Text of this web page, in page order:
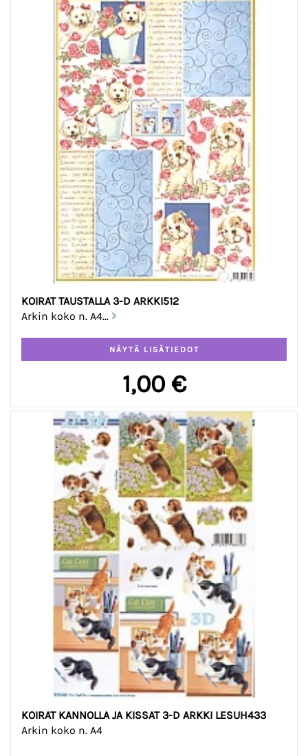
KOIRAT TAUSTALLA 3-D ARKKI512
Arkin koko n. A4...
1,00 €
KOIRAT KANNOLLA JA KISSAT 3-D ARKKI LESUH433
Arkin koko n. A4